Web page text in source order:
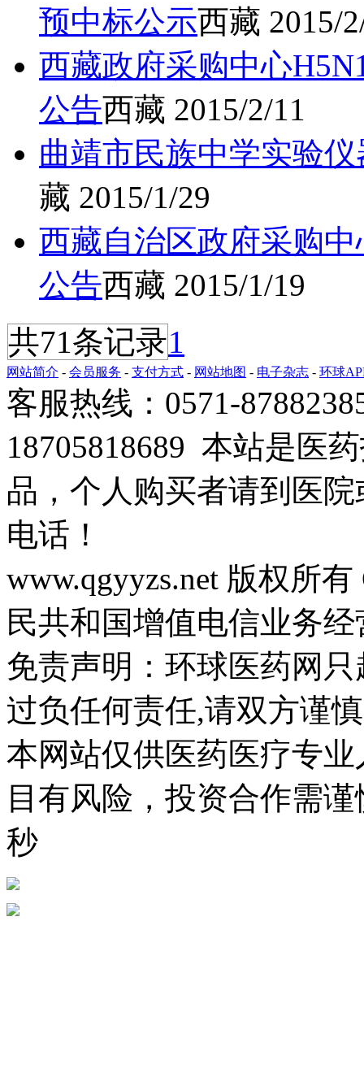
预中标公示西藏 2015/
西藏政府采购中心
公告西藏 2015/2/11
曲靖市民族中学实验
藏 2015/1/29
西藏自治区政府采购
公告西藏 2015/1/19
共71条记录1
网站简介 - 会员服务 - 支付方式 - 网站地图 - 电子杂志 - 环球
客服热线：0571-
18705818689 本站是医
品，个人购买者请到医
电话！
www.qgyyzs.net 版权所
民共和国增值电信业务
免责声明：环球医药网
过负任何责任,请双方谨
本网站仅供医药医疗专
目有风险，投资合作需
秒